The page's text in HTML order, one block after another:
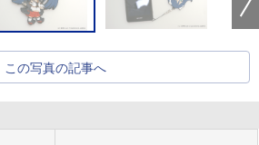
この写真の記事へ